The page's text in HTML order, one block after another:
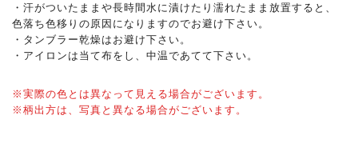
・汗がついたままや長時間水に漬けたり濡れたまま放置すると、
色落ち色移りの原因になりますのでお避け下さい。
・タンブラー乾燥はお避け下さい。
・アイロンは当て布をし、中温であてて下さい。
※実際の色とは異なって見える場合がございます。
※柄出方は、写真と異なる場合がございます。